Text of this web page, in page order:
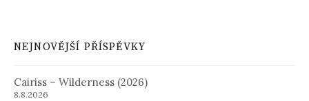
NEJNOVĚJŠÍ PŘÍSPĚVKY
Cairiss – Wilderness (2026)
8.8.2026